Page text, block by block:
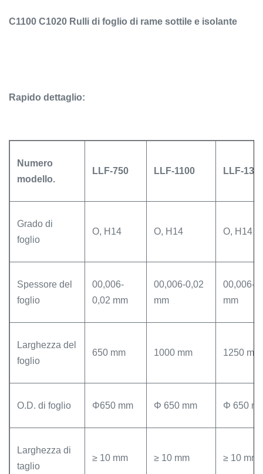
C1100 C1020 Rulli di foglio di rame sottile e isolante
Rapido dettaglio:
Numero
modello.
LLF-750 LLF-1100 LLF-
Grado di
foglio
O, H14 O, H14 O, H14
Spessore del
foglio
00,006-
0,02 mm
00,006-0,02
mm
00,006-
mm
Larghezza del
foglio
650 mm 1000 mm 1250 mm
O.D. di foglio Φ650 mm Φ 650 mm Φ 650
Larghezza di
taglio
≥ 10 mm ≥ 10 mm ≥ 10 mm